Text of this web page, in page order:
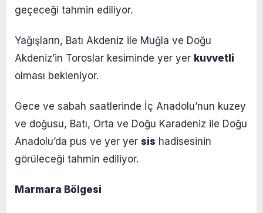
geçeceği tahmin ediliyor.
Yağışların, Batı Akdeniz ile Muğla ve Doğu
Akdeniz’in Toroslar kesiminde yer yer kuvvetli
olması bekleniyor.
Gece ve sabah saatlerinde İç Anadolu’nun kuzey
ve doğusu, Batı, Orta ve Doğu Karadeniz ile Doğu
Anadolu’da pus ve yer yer sis hadisesinin
görüleceği tahmin ediliyor.
Marmara Bölgesi